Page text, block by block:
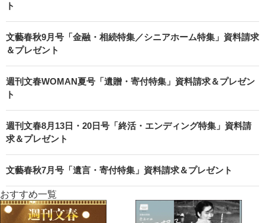
ト
文藝春秋9月号「金融・相続特集／シニアホーム特集」資料請求
＆プレゼント
週刊文春WOMAN夏号「遺贈・寄付特集」資料請求＆プレゼン
ト
週刊文春8月13日・20日号「終活・エンディング特集」資料請
求＆プレゼント
文藝春秋7月号「遺言・寄付特集」資料請求＆プレゼント
おすすめ一覧